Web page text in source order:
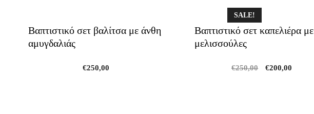
Βαπτιστικό σετ βαλίτσα με άνθη
αμυγδαλιάς
€250,00
SALE!
Βαπτιστικό σετ καπελιέρα με
μελισσούλες
€250,00
Original
€200,00